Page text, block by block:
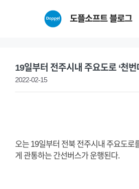
도플소프트 블로그
19일부터 전주시내 주요도로 ‘천번
2022-02-15
오는 19일부터 전북 전주시내 주요도로
게 관통하는 간선버스가 운행된다.